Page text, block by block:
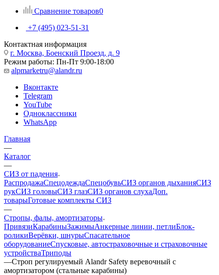
Сравнение товаров0
+7 (495) 023-51-31
Контактная информация
г. Москва, Боенский Проезд, д. 9
Режим работы: Пн-Пт 9:00-18:00
alpmarketru@alandr.ru
Вконтакте
Telegram
YouTube
Одноклассники
WhatsApp
Главная
—
Каталог
—
СИЗ от падения
РаспродажаСпецодеждаСпецобувьСИЗ органов дыханияСИЗ
рукСИЗ головыСИЗ глазСИЗ органов слухаДоп.
товарыГотовые комплекты СИЗ
—
Стропы, фалы, амортизаторы
ПривязиКарабиныЗажимыАнкерные линии, петлиБлок-
роликиВерёвки, шнурыСпасательное
оборудованиеСпусковые, автостраховочные и страховочные
устройстваТриподы
—Строп регулируемый Alandr Safety веревочный с
амортизатором (стальные карабины)